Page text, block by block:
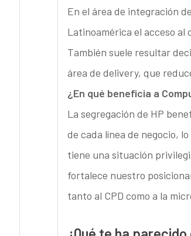
En el área de integración
Latinoamérica el acceso al
También suele resultar
área de delivery, que
¿En qué beneficia a
La segregación de HP
de cada línea de negocio,
tiene una situación
fortalece nuestro
tanto al CPD como a la